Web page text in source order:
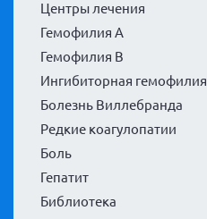
Центры лечения
Гемофилия А
Гемофилия В
Ингибиторная гемофилия
Болезнь Виллебранда
Редкие коагулопатии
Боль
Гепатит
Библиотека